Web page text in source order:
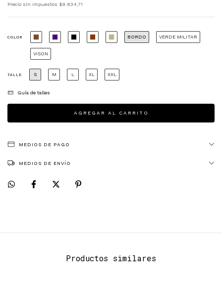
Precio sin impuestos $9.834,71
COLOR BORDO VERDE MILITAR
VISON
TALLE S M L XL XXL
Guía de talles
MEDIOS DE PAGO
MEDIOS DE ENVÍO
Productos similares